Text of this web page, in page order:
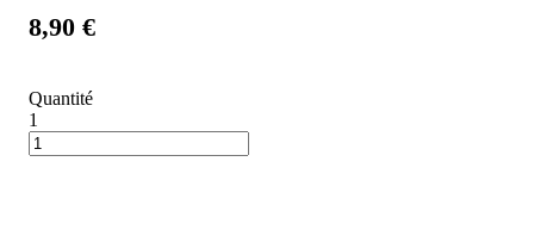
8,90 €
Quantité
1